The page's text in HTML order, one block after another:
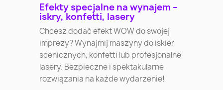
Efekty specjalne na wynajem –
iskry, konfetti, lasery
Chcesz dodać efekt WOW do swojej
imprezy? Wynajmij maszyny do iskier
scenicznych, konfetti lub profesjonalne
lasery. Bezpieczne i spektakularne
rozwiązania na każde wydarzenie!